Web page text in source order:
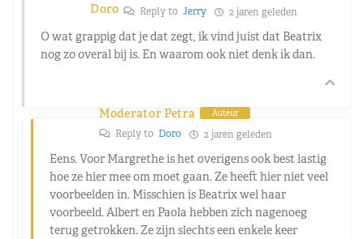
Doro Reply to Jerry 2 jaren geleden
O wat grappig dat je dat zegt, ik vind juist dat Beatrix
nog zo overal bij is. En waarom ook niet denk ik dan.
Moderator Petra Auteur
Reply to Doro 2 jaren geleden
Eens. Voor Margrethe is het overigens ook best lastig
hoe ze hier mee om moet gaan. Ze heeft hier niet veel
voorbeelden in. Misschien is Beatrix wel haar
voorbeeld. Albert en Paola hebben zich nagenoeg
terug getrokken. Ze zijn slechts een enkele keer